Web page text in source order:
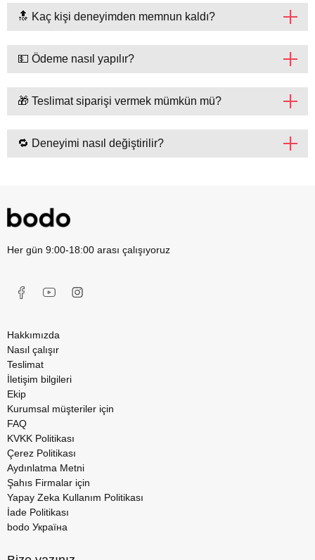
🔝 Kaç kişi deneyimden memnun kaldı?
💵 Ödeme nasıl yapılır?
🎁 Teslimat siparişi vermek mümkün mü?
🔁 Deneyimi nasıl değiştirilir?
Her gün 9:00-18:00 arası çalışıyoruz
Hakkımızda
Nasıl çalışır
Teslimat
İletişim bilgileri
Ekip
Kurumsal müşteriler için
FAQ
KVKK Politikası
Çerez Politikası
Aydınlatma Metni
Şahıs Firmalar için
Yapay Zeka Kullanım Politikası
İade Politikası
bodo Україна